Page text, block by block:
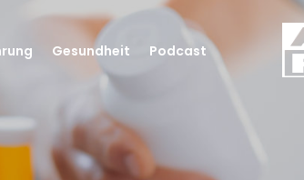
Gesundheit Podcast